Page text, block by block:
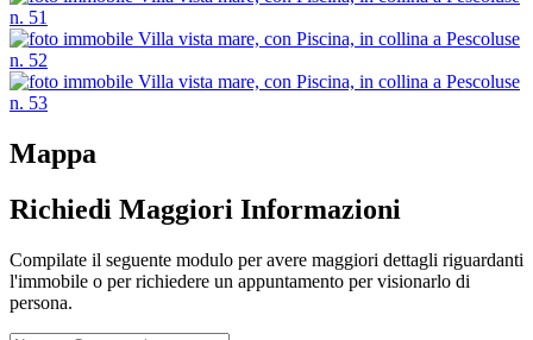
Mappa
Richiedi Maggiori Informazioni
Compilate il seguente modulo per avere maggiori dettagli riguardanti
l'immobile o per richiedere un appuntamento per visionarlo di
persona.